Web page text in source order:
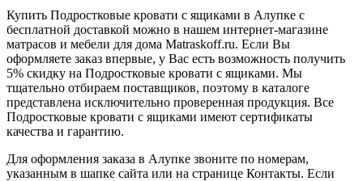
Купить Подростковые кровати с ящиками в Алупке с
бесплатной доставкой можно в нашем интернет-магазине
матрасов и мебели для дома Matraskoff.ru. Если Вы
оформляете заказ впервые, у Вас есть возможность получить
5% скидку на Подростковые кровати с ящиками. Мы
тщательно отбираем поставщиков, поэтому в каталоге
представлена исключительно проверенная продукция. Все
Подростковые кровати с ящиками имеют сертификаты
качества и гарантию.
Для оформления заказа в Алупке звоните по номерам,
указанным в шапке сайта или на странице Контакты. Если